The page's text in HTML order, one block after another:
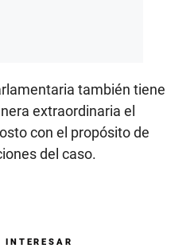
también tiene
extraordinaria el
con el propósito de
del caso.
INTERESAR